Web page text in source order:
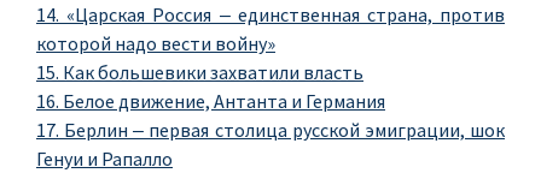
14. «Царская Россия ‒ единственная страна, против
которой надо вести войну»
15. Как большевики захватили власть
16. Белое движение, Антанта и Германия
17. Берлин ‒ первая столица русской эмиграции, шок
Генуи и Рапалло